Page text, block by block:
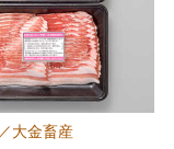
大金畜産